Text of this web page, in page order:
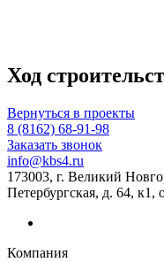
Ход
Вернуться в проекты
8 (8162) 68-91-98
Заказать звонок
info@kbs4.ru
173003, г. Великий
Петербургская, д. 64, к1,
Компания